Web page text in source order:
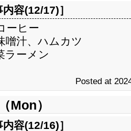
内容(12/17)］
ーヒー
噌汁、ハムカツ
ラーメン
Posted at
Mon）
内容(12/16)］